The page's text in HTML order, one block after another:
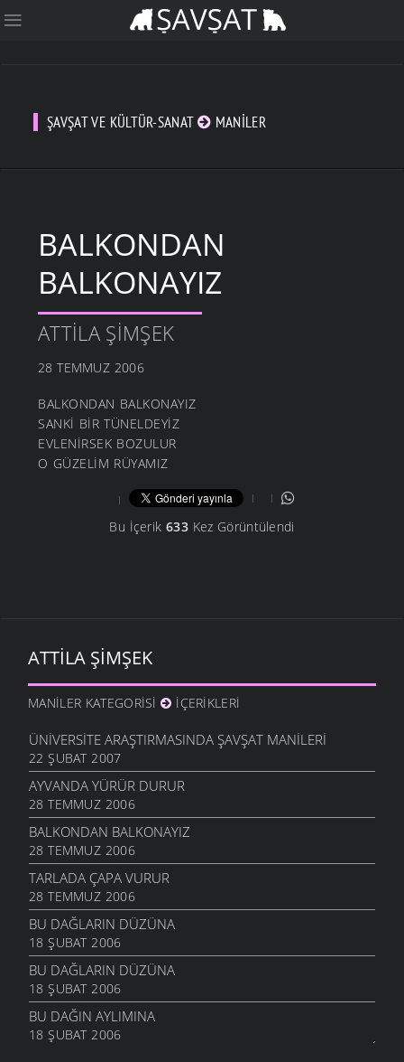
ŞAVŞAT VE KÜLTÜR-SANAT MANILER
BALKONDAN
BALKONAYIZ
ATTILA ŞIMŞEK
28 TEMMUZ 2006
BALKONDAN BALKONAYIZ
SANKİ BİR TÜNELDEYİZ
EVLENİRSEK BOZULUR
O GÜZELİM RÜYAMIZ
Bu İçerik 633Kez Görüntülendi
ATTILA ŞIMŞEK
MANILER KATEGORISI İÇERIKLERI
ÜNIVERSITE ARAŞTIRMASINDA ŞAVŞAT MANILERI
22 ŞUBAT 2007
AYVANDA YÜRÜR DURUR
28 TEMMUZ 2006
BALKONDAN BALKONAYIZ
28 TEMMUZ 2006
TARLADA ÇAPA VURUR
28 TEMMUZ 2006
BU DAĞLARIN DÜZÜNA
18 ŞUBAT 2006
BU DAĞLARIN DÜZÜNA
18 ŞUBAT 2006
BU DAĞIN AYLIMINA
18 ŞUBAT 2006